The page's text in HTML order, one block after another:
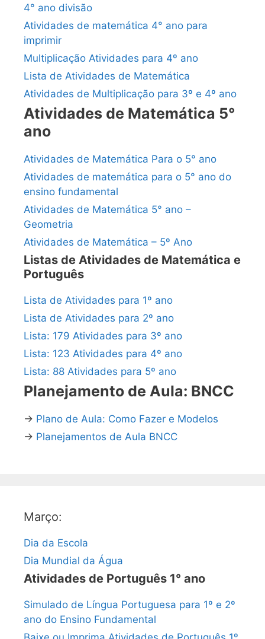
4° ano divisão
Atividades de matemática 4° ano para
imprimir
Multiplicação Atividades para 4º ano
Lista de Atividades de Matemática
Atividades de Multiplicação para 3º e 4º ano
Atividades de Matemática 5°
ano
Atividades de Matemática Para o 5° ano
Atividades de matemática para o 5° ano do
ensino fundamental
Atividades de Matemática 5° ano –
Geometria
Atividades de Matemática – 5º Ano
Listas de Atividades de Matemática e
Português
Lista de Atividades para 1º ano
Lista de Atividades para 2º ano
Lista: 179 Atividades para 3º ano
Lista: 123 Atividades para 4º ano
Lista: 88 Atividades para 5º ano
Planejamento de Aula: BNCC
→ Plano de Aula: Como Fazer e Modelos
→ Planejamentos de Aula BNCC
Março:
Dia da Escola
Dia Mundial da Água
Atividades de Português 1° ano
Simulado de Língua Portuguesa para 1º e 2º
ano do Ensino Fundamental